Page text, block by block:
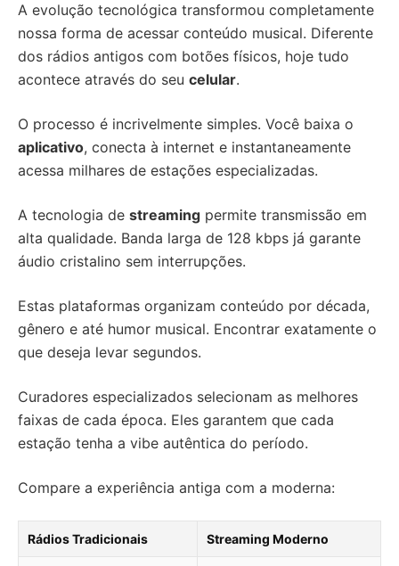
A evolução tecnológica transformou completamente
nossa forma de acessar conteúdo musical. Diferente
dos rádios antigos com botões físicos, hoje tudo
acontece através do seu celular.
O processo é incrivelmente simples. Você baixa o
aplicativo, conecta à internet e instantaneamente
acessa milhares de estações especializadas.
A tecnologia de streaming permite transmissão em
alta qualidade. Banda larga de 128 kbps já garante
áudio cristalino sem interrupções.
Estas plataformas organizam conteúdo por década,
gênero e até humor musical. Encontrar exatamente o
que deseja levar segundos.
Curadores especializados selecionam as melhores
faixas de cada época. Eles garantem que cada
estação tenha a vibe autêntica do período.
Compare a experiência antiga com a moderna:
Rádios Tradicionais Streaming Moderno